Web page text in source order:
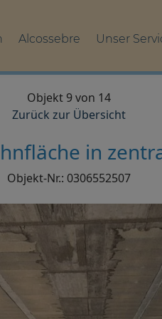
Alcossebre Unser
Objekt 9 von 14
Zurück zur Übersicht
in
Objekt-Nr.: 0306552507